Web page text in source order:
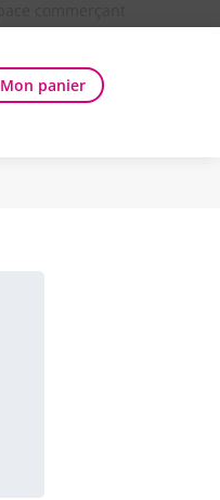
Mon panier